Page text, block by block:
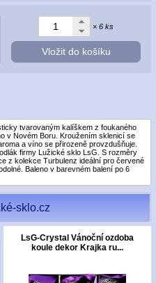
× 6 ks
Vložit do košíku
tvarovaným kalíškem z foukaného
v Novém Boru. Kroužením sklenicí se
a víno se přirozeně provzdušňuje.
firmy Lužické sklo LsG. S rozměry
z kolekce Turbulenz ideální pro červené
Baleno v barevném balení po 6
sklo.cz
LsG-Crystal Vánoční ozdoba
koule dekor Krajka ru...